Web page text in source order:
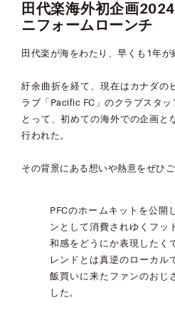
田代楽海外初企画
ニフォームローンチ
田代楽が海をわたり、早くも1年が
紆余曲折を経て、現在はカナダの
ラブ「Pacific FC」のクラブスタ
とって、初めての海外での企画と
行われた。
その背景にある想いや熱意をぜひご
PFCのホームキットを公開
ンとして消費されゆくフッ
和感をどうにか表現したく
レンドとは真逆のローカル
飯買いに来たファンのおじ
した。